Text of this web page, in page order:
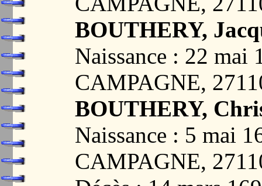
BOUTHERY,
Naissance : 22
CAMPAGNE,
BOUTHERY,
Naissance : 5 mai
CAMPAGNE,